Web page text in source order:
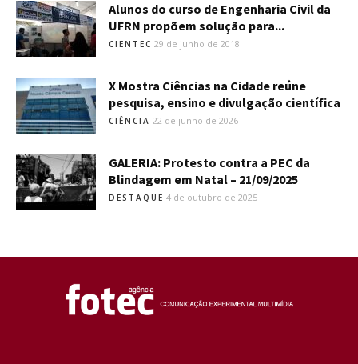
Alunos do curso de Engenharia Civil da
UFRN propõem solução para...
CIENTEC 29 de junho de 2018
X Mostra Ciências na Cidade reúne
pesquisa, ensino e divulgação científica
CIÊNCIA 22 de junho de 2026
GALERIA: Protesto contra a PEC da
Blindagem em Natal – 21/09/2025
DESTAQUE 4 de outubro de 2025